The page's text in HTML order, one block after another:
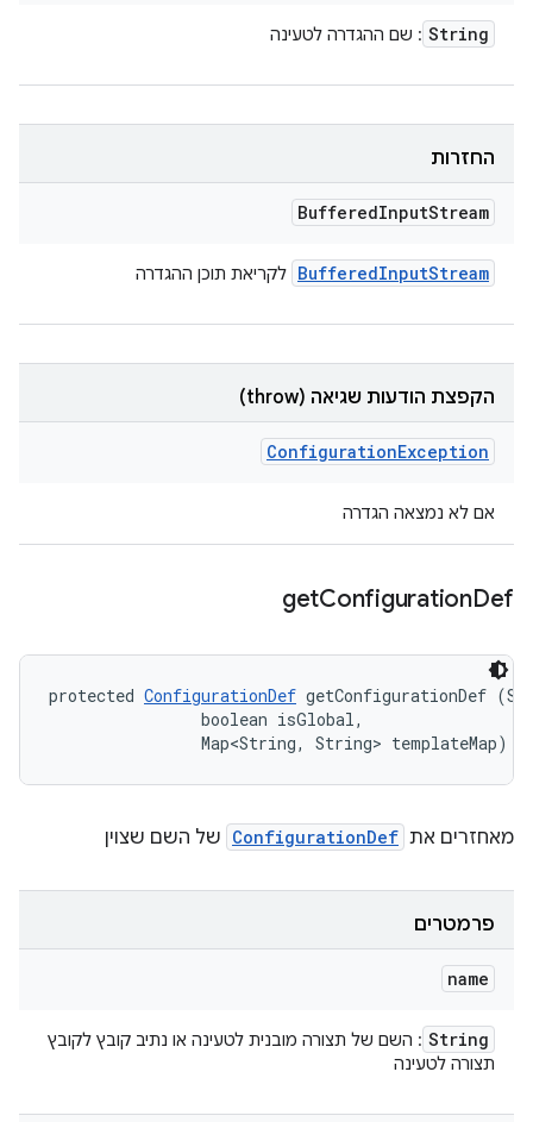
String : שם ההגדרה לטעינה
החזרות
BufferedInputStream
BufferedInputStream לקריאת תוכן ההגדרה
הקפצת הודעות שגיאה (throw)
ConfigurationException
אם לא נמצאה הגדרה
getConfigurationDef
protected ConfigurationDef getConfigurationDef
                boolean isGlobal,
                Map<String, String> templateMap)
מאחזרים את ConfigurationDef של השם שצוין
פרמטרים
name
String : השם של תצורה מובנית לטעינה או נתיב קובץ לקובץ
תצורה לטעינה